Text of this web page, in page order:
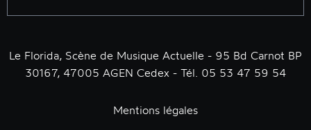
Le Florida, Scène de Musique Actuelle - 95 Bd Carnot BP
30167, 47005 AGEN Cedex - Tél. 05 53 47 59 54
Mentions légales